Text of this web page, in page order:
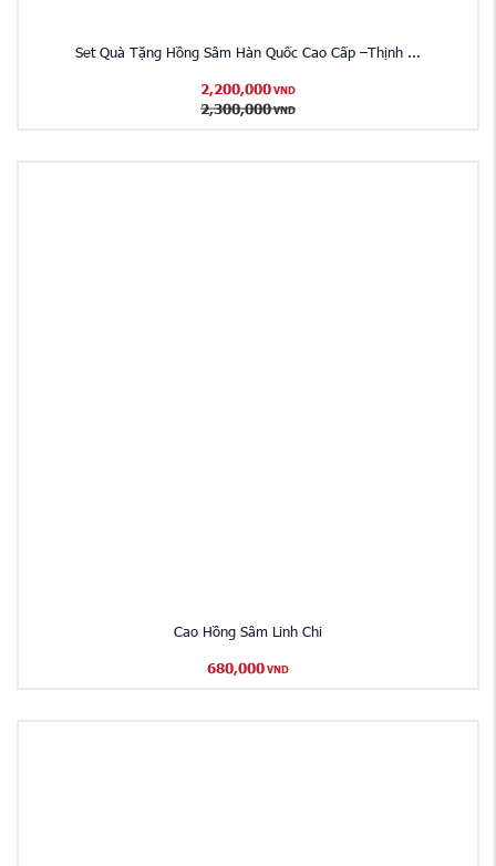
Set Quà Tặng Hồng Sâm Hàn Quốc Cao Cấp –Thịnh ...
2,200,000 VND
2,300,000 VND
Cao Hồng Sâm Linh Chi
680,000 VND